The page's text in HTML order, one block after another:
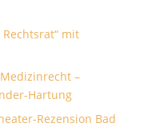
mit
–
Hartung
Rezension Bad